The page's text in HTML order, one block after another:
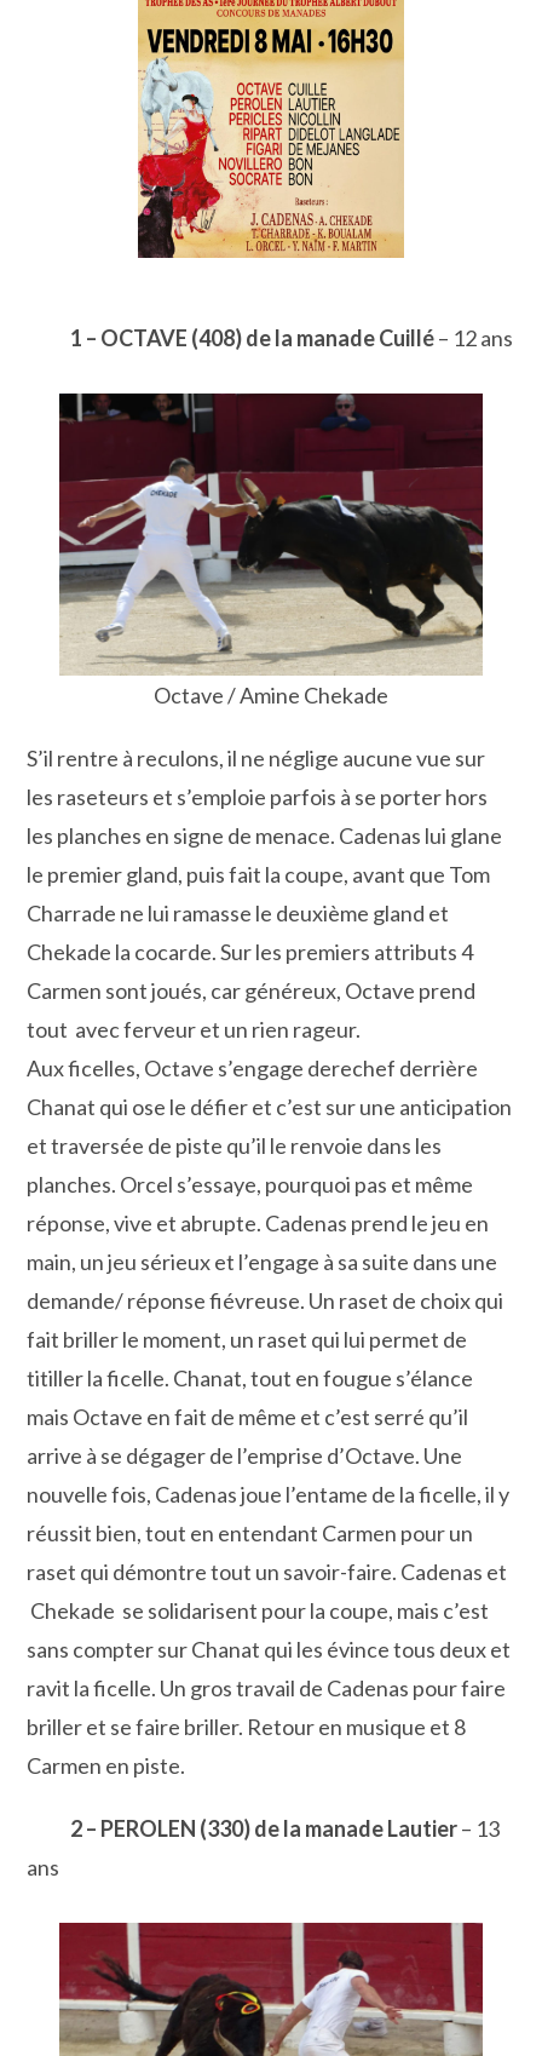
1 – OCTAVE (408) de la manade Cuillé– 12 ans
Octave / Amine Chekade
S’il rentre à reculons, il ne néglige aucune vue sur
les raseteurs et s’emploie parfois à se porter hors
les planches en signe de menace. Cadenas lui glane
le premier gland, puis fait la coupe, avant que Tom
Charrade ne lui ramasse le deuxième gland et
Chekade la cocarde. Sur les premiers attributs 4
Carmen sont joués, car généreux, Octave prend
tout avec ferveur et un rien rageur.
Aux ficelles, Octave s’engage derechef derrière
Chanat qui ose le défier et c’est sur une anticipation
et traversée de piste qu’il le renvoie dans les
planches. Orcel s’essaye, pourquoi pas et même
réponse, vive et abrupte. Cadenas prend le jeu en
main, un jeu sérieux et l’engage à sa suite dans une
demande/ réponse fiévreuse. Un raset de choix qui
fait briller le moment, un raset qui lui permet de
titiller la ficelle. Chanat, tout en fougue s’élance
mais Octave en fait de même et c’est serré qu’il
arrive à se dégager de l’emprise d’Octave. Une
nouvelle fois, Cadenas joue l’entame de la ficelle, il y
réussit bien, tout en entendant Carmen pour un
raset qui démontre tout un savoir-faire. Cadenas et
Chekade se solidarisent pour la coupe, mais c’est
sans compter sur Chanat qui les évince tous deux et
ravit la ficelle. Un gros travail de Cadenas pour faire
briller et se faire briller. Retour en musique et 8
Carmen en piste.
2 – PEROLEN (330) de la manade Lautier– 13
ans